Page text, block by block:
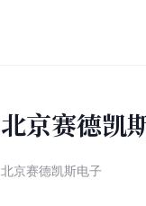
北京赛德凯
北京赛德凯斯电子